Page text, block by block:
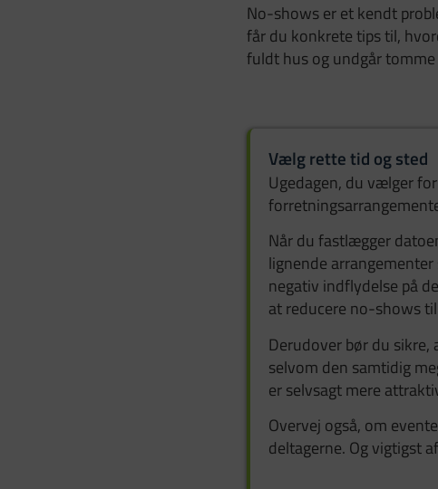
No-shows er et kendt
får du konkrete tips til,
fuldt hus og undgår
Vælg rette tid og sted
Ugedagen, du vælger
Når du fastlægger
lignende
negativ indflydelse på
at reducere no-shows
Derudover bør du
selvom den samtidig
er selvsagt mere
Overvej også, om
deltagerne. Og vigtigst